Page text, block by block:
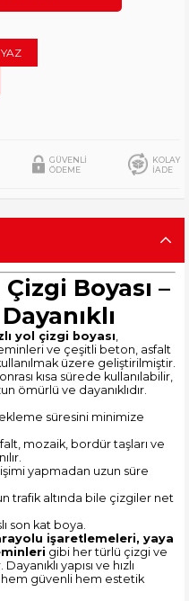
GÜVENLİ
ÖDEME
KOLAY
İADE
Boyası –
yol çizgi boyası,
ve çeşitli beton, asfalt
üzere geliştirilmiştir.
kısa sürede kullanılabilir,
ömürlü ve dayanıklıdır.
süresini minimize
mozaik, bordür taşları ve
yapmadan uzun süre
trafik altında bile çizgiler net
son kat boya.
işaretlemeleri, yaya
gibi her türlü çizgi ve
yapısı ve hızlı
güvenli hem estetik